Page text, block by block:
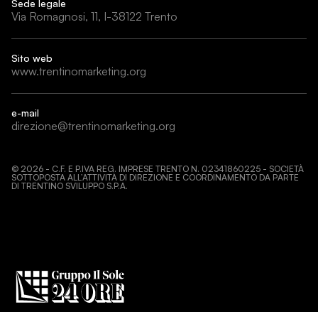
Sede legale
Via Romagnosi, 11, I-38122 Trento
Sito web
www.trentinomarketing.org
e-mail
direzione@trentinomarketing.org
© 2026 - C.F. E P.IVA REG. IMPRESE TRENTO N. 02341860225 - SOCIETÀ
SOTTOPOSTA ALL’ATTIVITÀ DI DIREZIONE E COORDINAMENTO DA PARTE
DI TRENTINO SVILUPPO S.P.A.